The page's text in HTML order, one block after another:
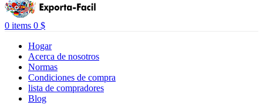
0 items 0 $
Hogar
Acerca de nosotros
Normas
Condiciones de compra
lista de compradores
Blog